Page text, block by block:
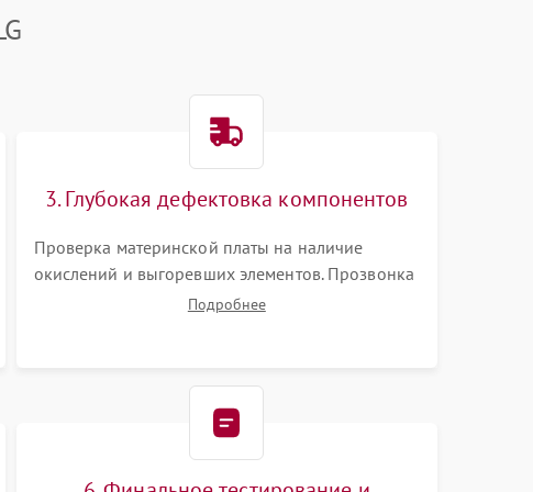
3. Глубокая дефектовка компонентов
Проверка материнской платы на наличие
окислений и выгоревших элементов. Прозвонка
цепей питания, тестирование приводных
Подробнее